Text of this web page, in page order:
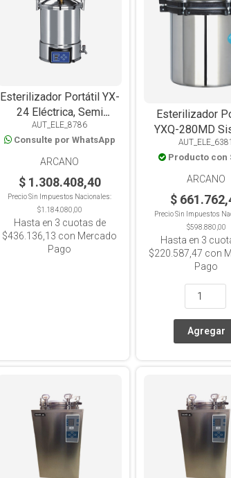
Esterilizador Portátil YX-
24 Eléctrica, Semi
Automática, Desagote,
24L
AUT_ELE_8786
Consulte por WhatsApp
ARCANO
$ 1.308.408,40
Precio Sin Impuestos Nacionales:
$1.184.080,00
Hasta en 3 cuotas de
$436.136,13 con Mercado
Pago
Esterilizador
YXQ-280MD
Dual Eléctrica/
AUT_ELE_6381
Producto con
ARCANO
$
Precio Sin Impuestos
$598.880,00
Hasta en 3
$220.587,47 con
Pago